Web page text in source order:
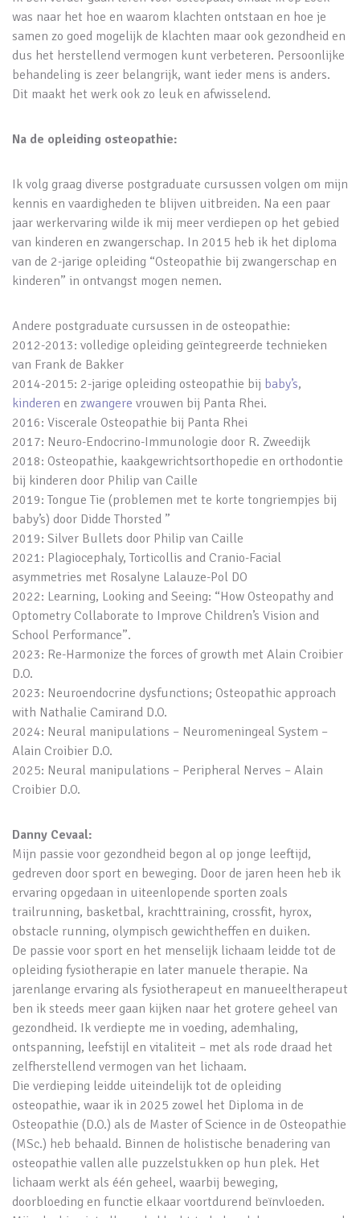
was naar het hoe en waarom klachten ontstaan en hoe je
samen zo goed mogelijk de klachten maar ook gezondheid en
dus het herstellend vermogen kunt verbeteren. Persoonlijke
behandeling is zeer belangrijk, want ieder mens is anders.
Dit maakt het werk ook zo leuk en afwisselend.
Na de opleiding osteopathie:
Ik volg graag diverse postgraduate cursussen volgen om mijn
kennis en vaardigheden te blijven uitbreiden. Na een paar
jaar werkervaring wilde ik mij meer verdiepen op het gebied
van kinderen en zwangerschap. In 2015 heb ik het diploma
van de 2-jarige opleiding “Osteopathie bij zwangerschap en
kinderen” in ontvangst mogen nemen.
Andere postgraduate cursussen in de osteopathie:
2012-2013: volledige opleiding geïntegreerde technieken
van Frank de Bakker
2014-2015: 2-jarige opleiding osteopathie bij baby’s,
kinderen en zwangere vrouwen bij Panta Rhei.
2016: Viscerale Osteopathie bij Panta Rhei
2017: Neuro-Endocrino-Immunologie door R. Zweedijk
2018: Osteopathie, kaakgewrichtsorthopedie en orthodontie
bij kinderen door Philip van Caille
2019: Tongue Tie (problemen met te korte tongriempjes bij
baby’s) door Didde Thorsted ”
2019: Silver Bullets door Philip van Caille
2021: Plagiocephaly, Torticollis and Cranio-Facial
asymmetries met Rosalyne Lalauze-Pol DO
2022: Learning, Looking and Seeing: “How Osteopathy and
Optometry Collaborate to Improve Children’s Vision and
School Performance”.
2023: Re-Harmonize the forces of growth met Alain Croibier
D.O.
2023: Neuroendocrine dysfunctions; Osteopathic approach
with Nathalie Camirand D.O.
2024: Neural manipulations – Neuromeningeal System –
Alain Croibier D.O.
2025: Neural manipulations – Peripheral Nerves – Alain
Croibier D.O.
Danny Cevaal:
Mijn passie voor gezondheid begon al op jonge leeftijd,
gedreven door sport en beweging. Door de jaren heen heb ik
ervaring opgedaan in uiteenlopende sporten zoals
trailrunning, basketbal, krachttraining, crossfit, hyrox,
obstacle running, olympisch gewichtheffen en duiken.
De passie voor sport en het menselijk lichaam leidde tot de
opleiding fysiotherapie en later manuele therapie. Na
jarenlange ervaring als fysiotherapeut en manueeltherapeut
ben ik steeds meer gaan kijken naar het grotere geheel van
gezondheid. Ik verdiepte me in voeding, ademhaling,
ontspanning, leefstijl en vitaliteit – met als rode draad het
zelfherstellend vermogen van het lichaam.
Die verdieping leidde uiteindelijk tot de opleiding
osteopathie, waar ik in 2025 zowel het Diploma in de
Osteopathie (D.O.) als de Master of Science in de Osteopathie
(MSc.) heb behaald. Binnen de holistische benadering van
osteopathie vallen alle puzzelstukken op hun plek. Het
lichaam werkt als één geheel, waarbij beweging,
doorbloeding en functie elkaar voortdurend beïnvloeden.